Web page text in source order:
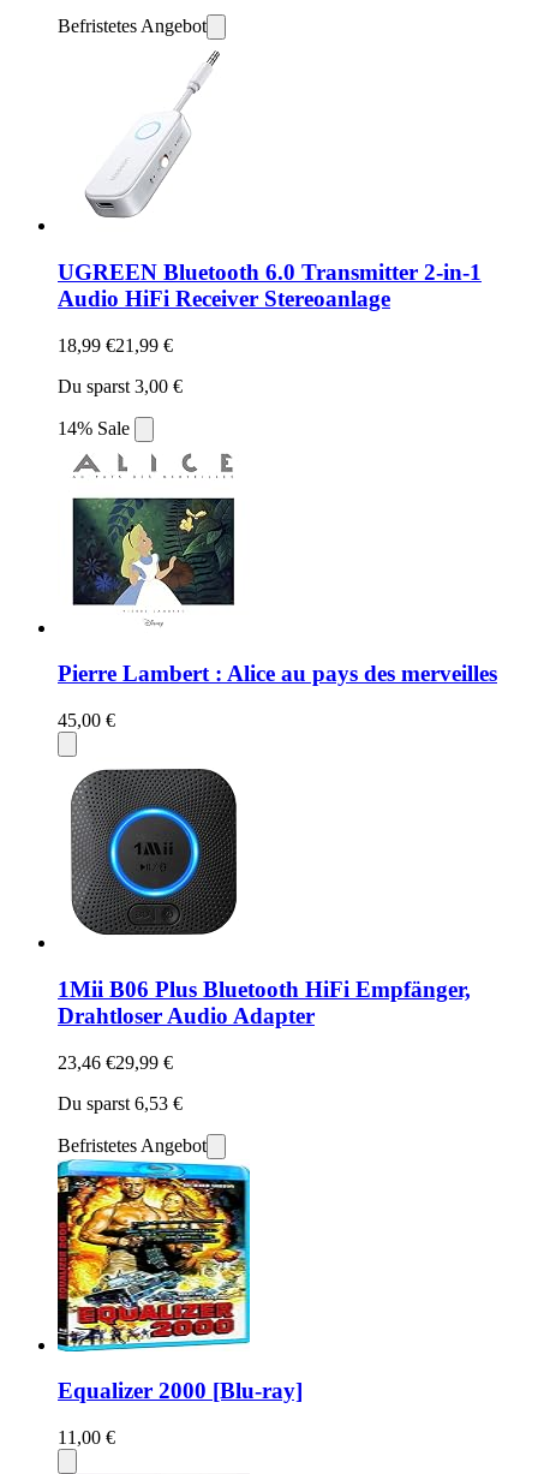
Befristetes Angebot
UGREEN Bluetooth 6.0 Transmitter 2-in-1
Audio HiFi Receiver Stereoanlage
18,99 €21,99 €
Du sparst 3,00 €
14% Sale
Pierre Lambert : Alice au pays des merveilles
45,00 €
1Mii B06 Plus Bluetooth HiFi Empfänger,
Drahtloser Audio Adapter
23,46 €29,99 €
Du sparst 6,53 €
Befristetes Angebot
Equalizer 2000 [Blu-ray]
11,00 €